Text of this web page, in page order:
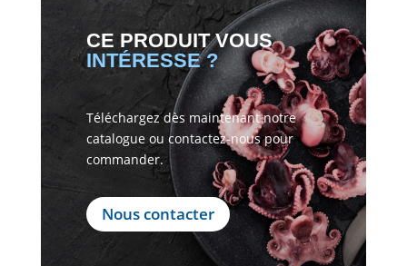
CE PRODUIT VOUS
INTÉRESSE ?
Téléchargez dès maintenant notre
catalogue ou contactez-nous pour
commander.
Nous contacter